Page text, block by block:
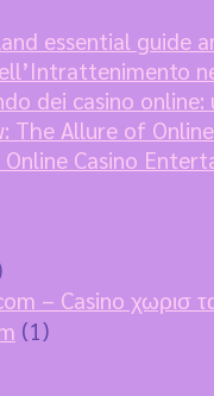
essential guide
dei casino
The Allure of
Casino
– Casino χωρισ
(1)